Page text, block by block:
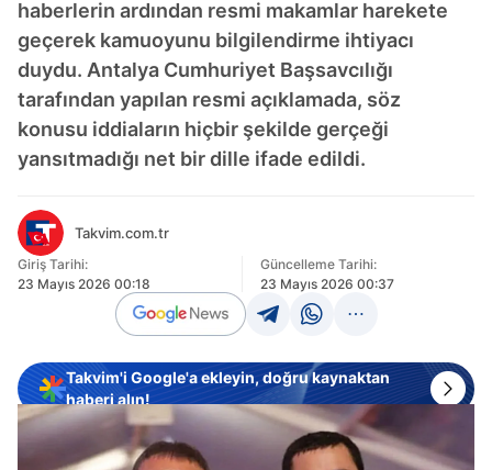
haberlerin ardından resmi makamlar harekete
geçerek kamuoyunu bilgilendirme ihtiyacı
duydu. Antalya Cumhuriyet Başsavcılığı
tarafından yapılan resmi açıklamada, söz
konusu iddiaların hiçbir şekilde gerçeği
yansıtmadığı net bir dille ifade edildi.
Takvim.com.tr
Giriş Tarihi:
23 Mayıs 2026 00:18
Güncelleme Tarihi:
23 Mayıs 2026 00:37
Takvim'i Google'a ekleyin, doğru kaynaktan
haberi alın!